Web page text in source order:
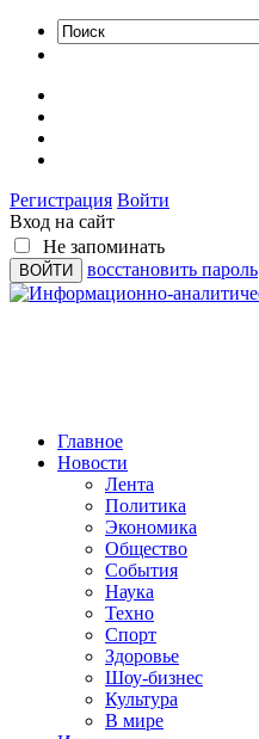
Регистрация Войти
Вход на сайт
Не запоминать
восстановить пароль
Главное
Новости
Лента
Политика
Экономика
Общество
События
Наука
Техно
Спорт
Здоровье
Шоу-бизнес
Культура
В мире